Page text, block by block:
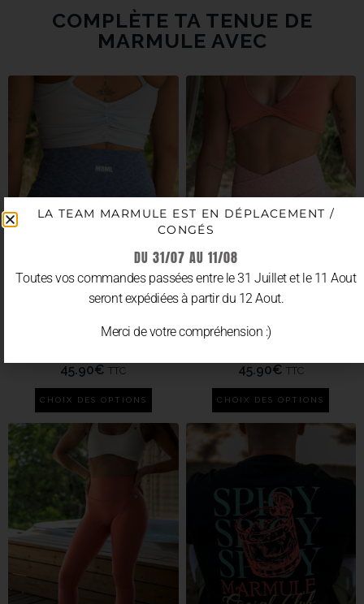
COMPLÈTE TA TENUE DE
MARMULE AVEC
45.90€ TTC
CHOIX DES OPTIONS
45.90€ TTC
CHOIX DES OPTIONS
LA TEAM MARMULE EST EN DÉPLACEMENT /
CONGÉS
DU 31/07 AU 11/08
Toutes vos commandes passées entre le 31 Juillet et le 11 Aout
seront expédiées à partir du 12 Aout.
Merci de votre compréhension :)